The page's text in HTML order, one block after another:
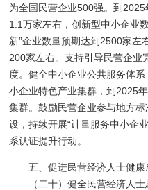
为全国民营企业500强。到
1.1万家左右，创新型中小企业
新”企业数量预期达到2500家左
200家左右。支持引导民营企业
度。健全中小企业公共服务体
小企业特色产业集群，到2025
集群。鼓励民营企业参与地方
设，持续开展“计量服务中小企
系认证提升行动。
五、促进民营经济人士健康
（二十）健全民营经济人